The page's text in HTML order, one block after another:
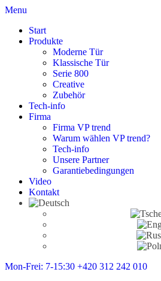
Menu
Start
Produkte
Moderne Tür
Klassische Tür
Serie 800
Creative
Zubehör
Tech-info
Firma
Firma VP trend
Warum wählen VP trend?
Tech-info
Unsere Partner
Garantiebedingungen
Video
Kontakt
Mon-Frei: 7-15:30 +420 312 242 010